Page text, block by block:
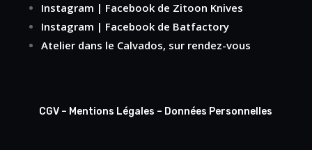
Instagram | Facebookde Zitoon Knives
Instagram | Facebookde Batfactory
Atelier dans le Calvados, sur rendez-vous
CGV – Mentions Légales – Données Personnelles